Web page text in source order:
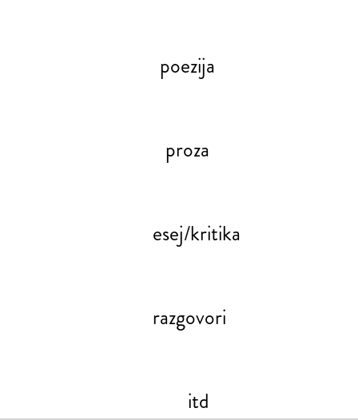
poezija
proza
esej/kritika
razgovori
itd